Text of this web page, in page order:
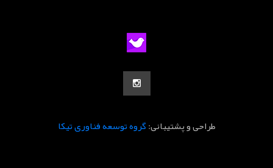
طراحی و پشتیبانی:گروه توسعه فناوری تیکا